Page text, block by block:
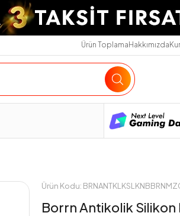
Ürün ToplamaHakkımızda
Ürün Kodu:
Borrn Antikolik